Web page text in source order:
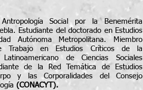
Social por la Benemérita
Estudiante del doctorado en Estudios
Autónoma Metropolitana. Miembro
Trabajo en Estudios Críticos de la
de Ciencias Sociales
de la Red Temática de Estudios
y las Corporalidades del Consejo
(CONACYT).